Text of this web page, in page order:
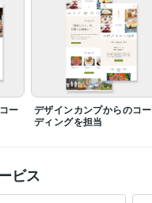
ー
デザインカンプからのコー
ディングを担当
ビス